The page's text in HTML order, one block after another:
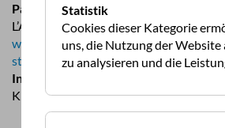
Parkplatz am Strand
L’Arena, 20275 Tollare/Cap Corse
www.stellplatzfuehrer.de/plaetze/
strandparkplatz
Informationen
Kiesstrand, ganzjährig
Statistik
Cookies dieser Kategorie
uns, die Nutzung der
zu analysieren und die